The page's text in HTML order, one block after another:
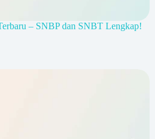
– SNBP dan SNBT Lengkap!